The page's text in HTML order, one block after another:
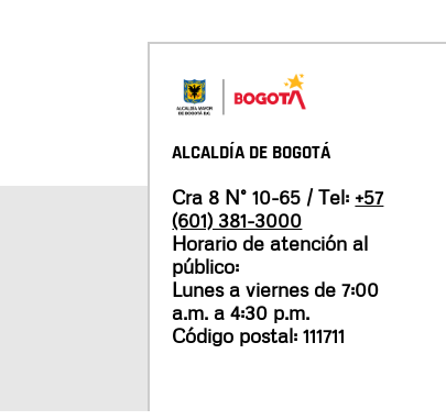
ALCALDÍA DE BOGOTÁ
Cra 8 N° 10-65 / Tel: +57
(601) 381-3000
Horario de atención al
público:
Lunes a viernes de 7:00
a.m. a 4:30 p.m.
Código postal: 111711